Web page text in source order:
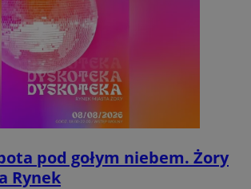
pod gołym niebem. Żory
Rynek